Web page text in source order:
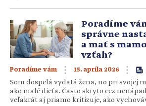
odvahe, ktorá sa odráža z kríža –
Mať odvahu a žiť odvážne by nemalo byť
každodenným […]
Poradíme
správne
a mať s
vzťah?
Poradíme vám 15. apríla 2026
Som dospelá vydatá žena, no pri svojej
ako malé dieťa. Často skryto cez
veľakrát aj priamo kritizuje, ako